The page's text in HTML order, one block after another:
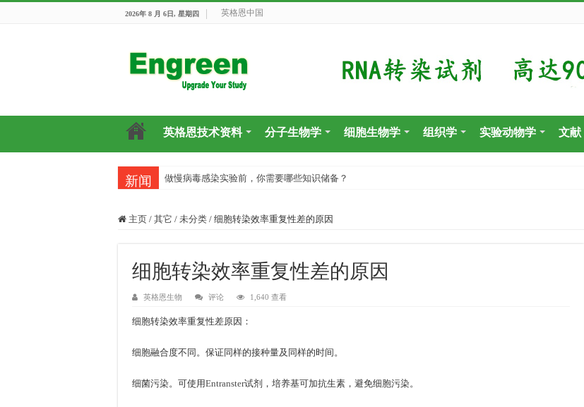
2026年 8 月 6日, 星期四 英格恩中国
英格恩技术资料 分子生物学 细胞生物学 组织学 实验动物学 文献
新闻 做慢病毒感染实验前，你需要哪些知识储备？
主页 / 其它 / 未分类 / 细胞转染效率重复性差的原因
细胞转染效率重复性差的原因
英格恩生物 评论 1,640 查看
细胞转染效率重复性差原因：
细胞融合度不同。保证同样的接种量及同样的时间。
细菌污染。可使用Entranster试剂，培养基可加抗生素，避免细胞污染。